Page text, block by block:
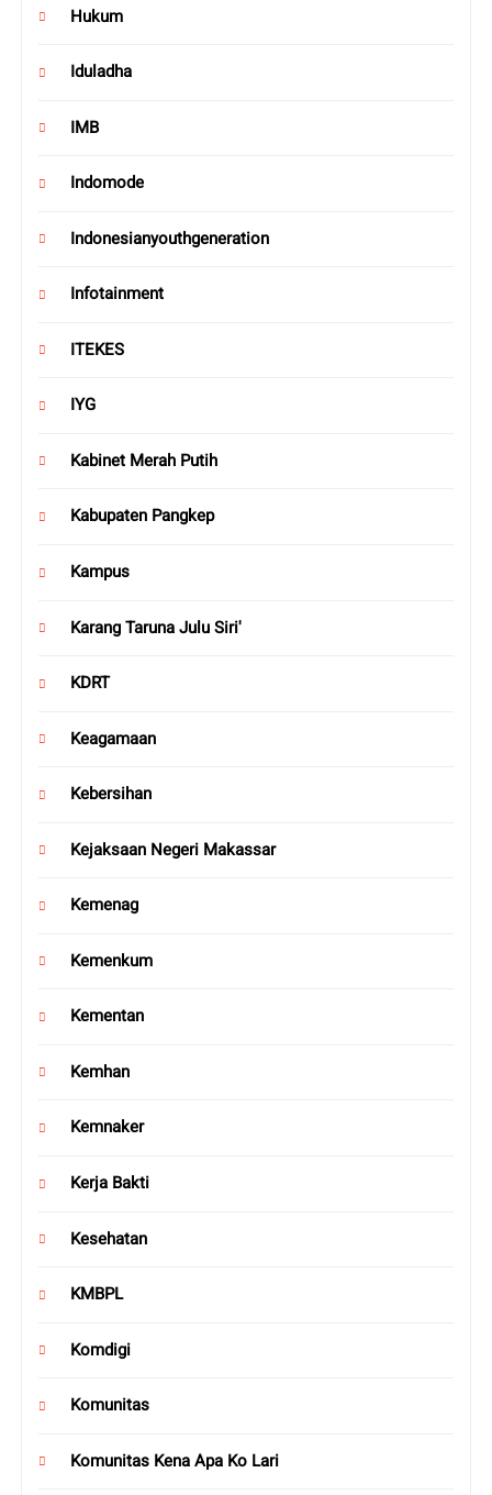
Hukum
Iduladha
IMB
Indomode
Indonesianyouthgeneration
Infotainment
ITEKES
IYG
Kabinet Merah Putih
Kabupaten Pangkep
Kampus
Karang Taruna Julu Siri'
KDRT
Keagamaan
Kebersihan
Kejaksaan Negeri Makassar
Kemenag
Kemenkum
Kementan
Kemhan
Kemnaker
Kerja Bakti
Kesehatan
KMBPL
Komdigi
Komunitas
Komunitas Kena Apa Ko Lari